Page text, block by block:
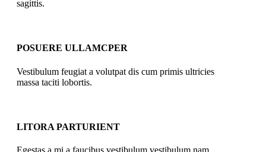
sagittis.
POSUERE ULLAMCPER
Vestibulum feugiat a volutpat dis cum primis ultricies
massa taciti lobortis.
LITORA PARTURIENT